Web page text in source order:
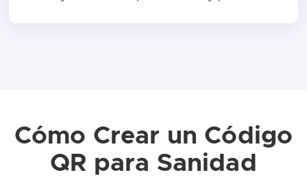
Cómo Crear un Código
QR para Sanidad